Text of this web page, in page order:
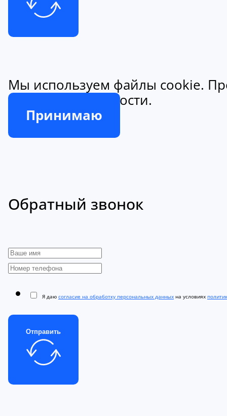
Мы используем файлы cookie.
конфиденциальности.
Принимаю
Обратный звонок
Я даю согласие на обработку персональных данных на условиях
Отправить